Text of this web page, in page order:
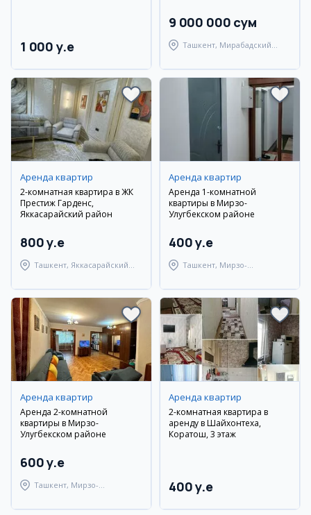
1 000 y.e
9 000 000 сум
Ташкент, Мирабадский
Аренда квартир
2-комнатная квартира в ЖК
Престиж Гарденс,
Яккасарайский район
800 y.e
Ташкент, Яккасарайский
Аренда квартир
Аренда 1-комнатной
квартиры в Мирзо-
Улугбекском районе
400 y.e
Ташкент, Мирзо-
Аренда квартир
Аренда 2-комнатной
квартиры в Мирзо-
Улугбекском районе
600 y.e
Ташкент, Мирзо-
Аренда квартир
2-комнатная квартира в
аренду в Шайхонтеха,
Коратош, 3 этаж
400 y.e